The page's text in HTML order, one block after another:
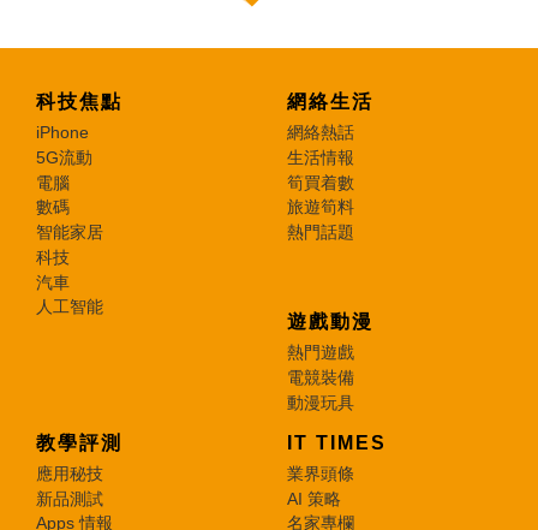
科技焦點
iPhone
5G流動
電腦
數碼
智能家居
科技
汽車
人工智能
網絡生活
網絡熱話
生活情報
筍買着數
旅遊筍料
熱門話題
遊戲動漫
熱門遊戲
電競裝備
動漫玩具
教學評測
應用秘技
新品測試
Apps 情報
IT TIMES
業界頭條
AI 策略
名家專欄